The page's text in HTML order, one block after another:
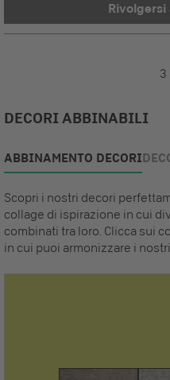
3
DECORI ABBINABILI
ABBINAMENTO DECORI
Scopri i nostri decori
collage di ispirazione in cui
combinati tra loro. Clicca sui
in cui puoi armonizzare i